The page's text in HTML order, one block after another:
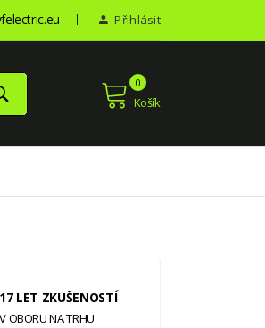
Přihlásit
Košík
0
17 LET ZKUŠENOSTÍ
V OBORU NA TRHU